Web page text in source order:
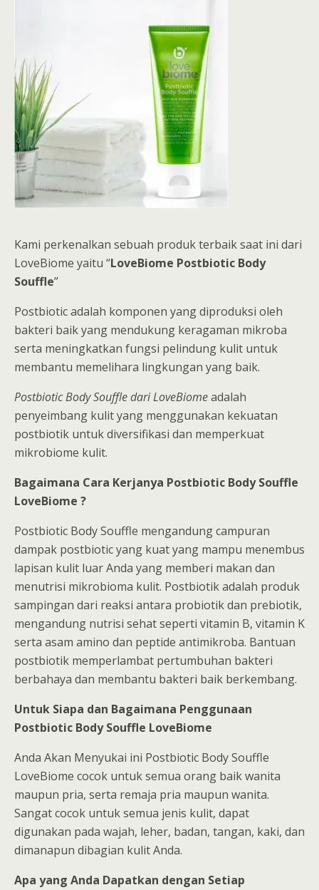
Kami perkenalkan sebuah produk terbaik saat ini dari
LoveBiome yaitu “LoveBiome Postbiotic Body
Souffle”
Postbiotic adalah komponen yang diproduksi oleh
bakteri baik yang mendukung keragaman mikroba
serta meningkatkan fungsi pelindung kulit untuk
membantu memelihara lingkungan yang baik.
Postbiotic Body Souffle dari LoveBiomeadalah
penyeimbang kulit yang menggunakan kekuatan
postbiotik untuk diversifikasi dan memperkuat
mikrobiome kulit.
Bagaimana Cara Kerjanya Postbiotic Body Souffle
LoveBiome ?
Postbiotic Body Souffle mengandung campuran
dampak postbiotic yang kuat yang mampu menembus
lapisan kulit luar Anda yang memberi makan dan
menutrisi mikrobioma kulit. Postbiotik adalah produk
sampingan dari reaksi antara probiotik dan prebiotik,
mengandung nutrisi sehat seperti vitamin B, vitamin K
serta asam amino dan peptide antimikroba. Bantuan
postbiotik memperlambat pertumbuhan bakteri
berbahaya dan membantu bakteri baik berkembang.
Untuk Siapa dan Bagaimana Penggunaan
Postbiotic Body Souffle LoveBiome
Anda Akan Menyukai ini Postbiotic Body Souffle
LoveBiome cocok untuk semua orang baik wanita
maupun pria, serta remaja pria maupun wanita.
Sangat cocok untuk semua jenis kulit, dapat
digunakan pada wajah, leher, badan, tangan, kaki, dan
dimanapun dibagian kulit Anda.
Apa yang Anda Dapatkan dengan Setiap